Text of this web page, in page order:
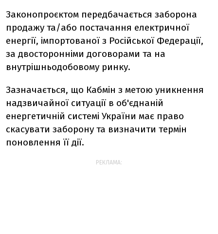
Законопроєктом передбачається заборона
продажу та/або постачання електричної
енергії, імпортованої з Російської Федерації,
за двосторонніми договорами та на
внутрішньодобовому ринку.
Зазначається, що Кабмін з метою уникнення
надзвичайної ситуації в об'єднаній
енергетичній системі України має право
скасувати заборону та визначити термін
поновлення її дії.
РЕКЛАМА: